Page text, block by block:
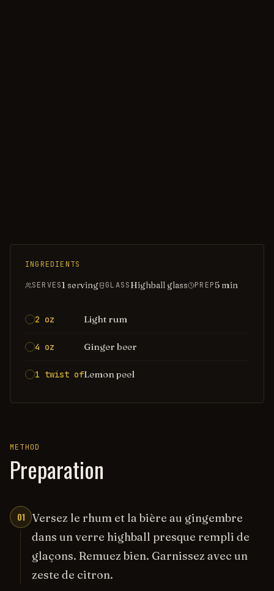
INGREDIENTS
SERVES1 serving GLASSHighball glass PREP5 min
2 oz Light rum
4 oz Ginger beer
1 twist ofLemon peel
METHOD
Preparation
01
Versez le rhum et la bière au gingembre
dans un verre highball presque rempli de
glaçons. Remuez bien. Garnissez avec un
zeste de citron.